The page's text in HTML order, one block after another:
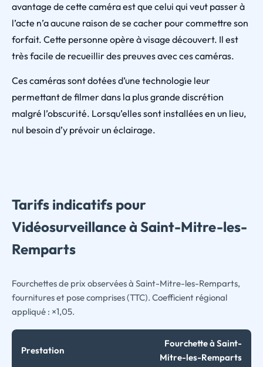
avantage de cette caméra est que celui qui veut passer à
l’acte n’a aucune raison de se cacher pour commettre son
forfait. Cette personne opère à visage découvert. Il est
très facile de recueillir des preuves avec ces caméras.
Ces caméras sont dotées d’une technologie leur
permettant de filmer dans la plus grande discrétion
malgré l’obscurité. Lorsqu’elles sont installées en un lieu,
nul besoin d’y prévoir un éclairage.
Tarifs indicatifs pour
Vidéosurveillance à Saint-Mitre-les-
Remparts
Fourchettes de prix observées à Saint-Mitre-les-Remparts,
fournitures et pose comprises (TTC). Coefficient régional
appliqué : ×1,05.
Prestation
Fourchette à Saint-
Mitre-les-Remparts